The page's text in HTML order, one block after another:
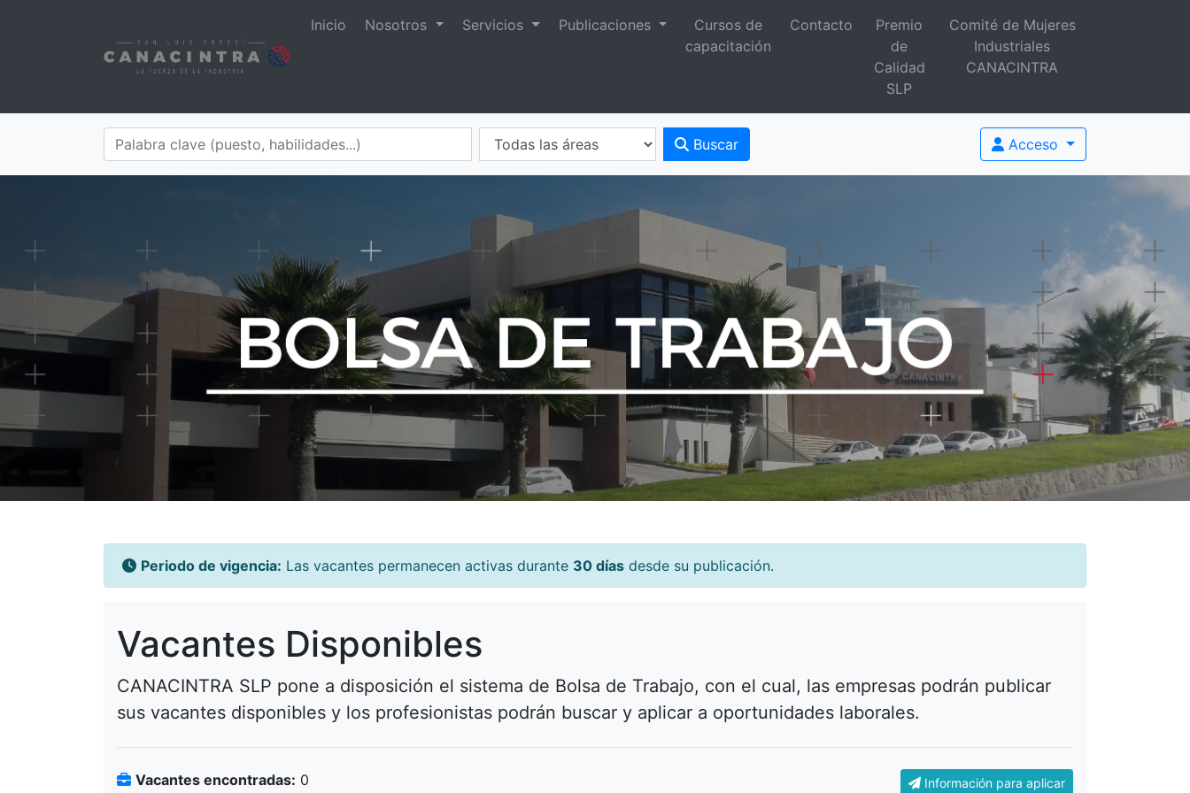
Inicio Nosotros Servicios Publicaciones
Cursos de
capacitación
Contacto
Premio
de
Calidad
SLP
Comité de Mujeres
Industriales
CANACINTRA
Buscar Acceso
Periodo de vigencia: Las vacantes permanecen activas durante 30 días desde su publicación.
Vacantes Disponibles
CANACINTRA SLP pone a disposición el sistema de Bolsa de Trabajo, con el cual, las empresas podrán publicar
sus vacantes disponibles y los profesionistas podrán buscar y aplicar a oportunidades laborales.
Vacantes encontradas: 0 Información para aplicar